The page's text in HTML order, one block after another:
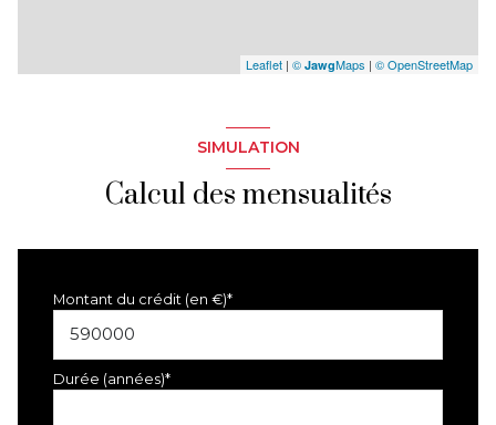
Leaflet | © JawgMaps | © OpenStreetMap
SIMULATION
Calcul des mensualités
Montant du crédit (en €)*
Durée (années)*